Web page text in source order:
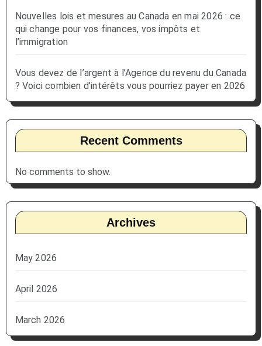
Nouvelles lois et mesures au Canada en mai 2026 : ce
qui change pour vos finances, vos impôts et
l’immigration
Vous devez de l’argent à l’Agence du revenu du Canada
? Voici combien d’intérêts vous pourriez payer en 2026
Recent Comments
No comments to show.
Archives
May 2026
April 2026
March 2026